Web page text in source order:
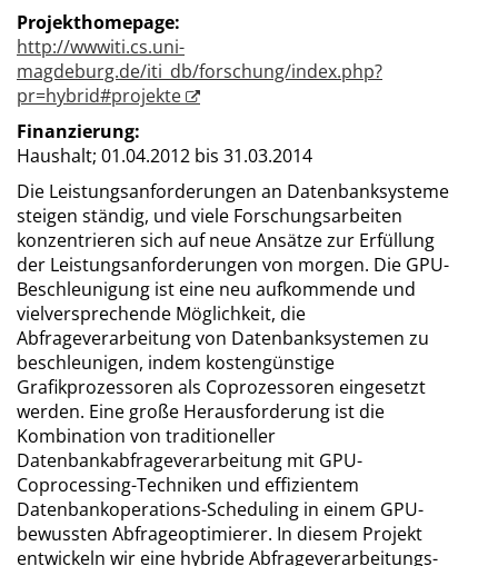
Projekthomepage:
http://wwwiti.cs.uni-
magdeburg.de/iti_db/forschung/index.php?
pr=hybrid#projekte
Finanzierung:
Haushalt; 01.04.2012 bis 31.03.2014
Die Leistungsanforderungen an Datenbanksysteme
steigen ständig, und viele Forschungsarbeiten
konzentrieren sich auf neue Ansätze zur Erfüllung
der Leistungsanforderungen von morgen. Die GPU-
Beschleunigung ist eine neu aufkommende und
vielversprechende Möglichkeit, die
Abfrageverarbeitung von Datenbanksystemen zu
beschleunigen, indem kostengünstige
Grafikprozessoren als Coprozessoren eingesetzt
werden. Eine große Herausforderung ist die
Kombination von traditioneller
Datenbankabfrageverarbeitung mit GPU-
Coprocessing-Techniken und effizientem
Datenbankoperations-Scheduling in einem GPU-
bewussten Abfrageoptimierer. In diesem Projekt
entwickeln wir eine hybride Abfrageverarbeitungs-